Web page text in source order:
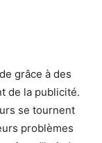
grâce à des
de la publicité.
se tournent
problèmes